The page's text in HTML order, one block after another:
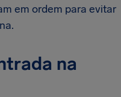
em ordem para evitar
na